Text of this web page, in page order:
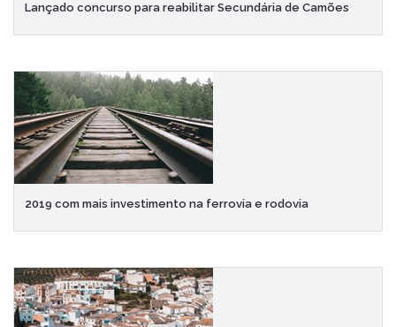
Lançado concurso para reabilitar Secundária de Camões
2019 com mais investimento na ferrovia e rodovia